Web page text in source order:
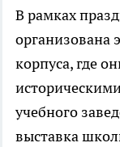
В рамках
организована
корпуса, где
учебного
выставка